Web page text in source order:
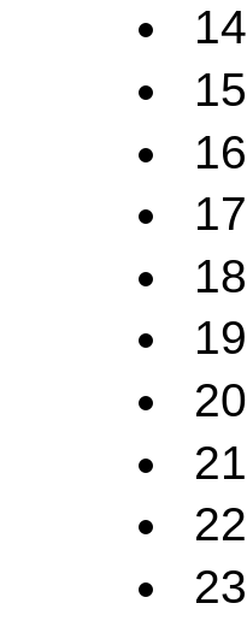
14
15
16
17
18
19
20
21
22
23